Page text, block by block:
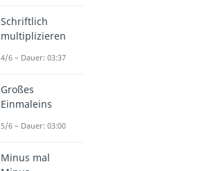
Schriftlich
multiplizieren
4/6 – Dauer: 03:37
Großes
Einmaleins
5/6 – Dauer: 03:00
Minus mal